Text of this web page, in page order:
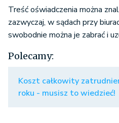
Treść oświadczenia można
zazwyczaj, w sądach przy
swobodnie można je zabrać i
Polecamy:
Koszt całkowity
roku - musisz to wiedzieć!